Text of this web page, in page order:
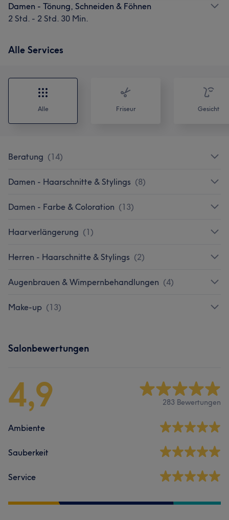
Damen - Tönung, Schneiden & Föhnen
2 Std. - 2 Std. 30 Min.
Alle Services
Alle Friseur Gesicht
Beratung (14)
Damen - Haarschnitte & Stylings (8)
Damen - Farbe & Coloration (13)
Haarverlängerung (1)
Herren - Haarschnitte & Stylings (2)
Augenbrauen & Wimpernbehandlungen (4)
Make-up (13)
Salonbewertungen
4,9 283 Bewertungen
Ambiente
Sauberkeit
Service